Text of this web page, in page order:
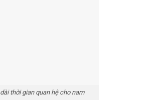
thời gian quan hệ cho nam